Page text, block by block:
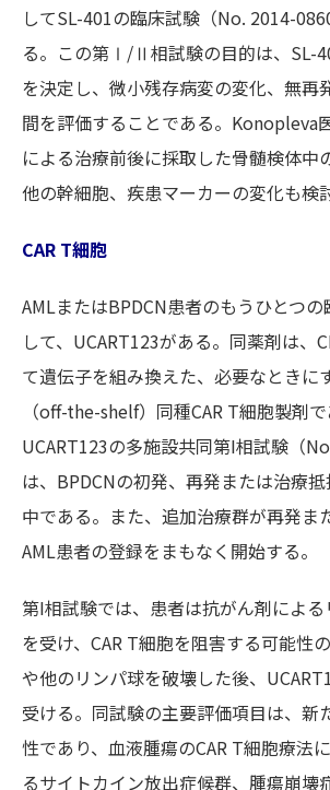
してSL-401の臨床試験（No. 2014-
る。この第Ⅰ/Ⅱ相試験の目的は、SL-
を決定し、微小残存病変の変化、無再
間を評価することである。Konopleva
による治療前後に採取した骨髄検体中
他の幹細胞、疾患マーカーの変化も検
CAR T細胞
AMLまたはBPDCN患者のもうひとつ
して、UCART123がある。同薬剤は、
て遺伝子を組み換えた、必要なときに
（off-the-shelf）同種CAR T細胞製剤で
UCART123の多施設共同第I相試験（
は、BPDCNの初発、再発または治療
中である。また、追加治療群が再発ま
AML患者の登録をまもなく開始する。
第I相試験では、患者は抗がん剤によ
を受け、CAR T細胞を阻害する可能性
や他のリンパ球を破壊した後、
受ける。同試験の主要評価項目は、新
性であり、血液腫瘍のCAR T細胞療法
るサイトカイン放出症候群、腫瘍崩壊